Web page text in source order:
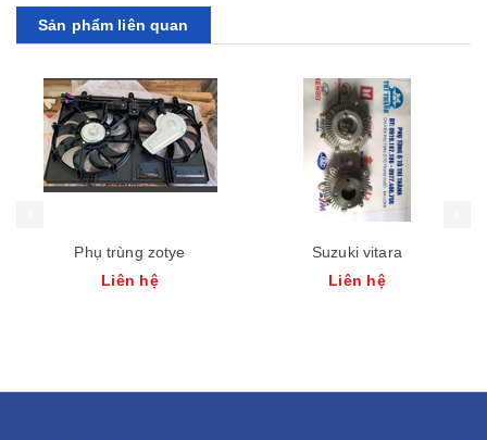
Sản phẩm liên quan
Phụ trùng zotye
Liên hệ
Suzuki vitara
Liên hệ